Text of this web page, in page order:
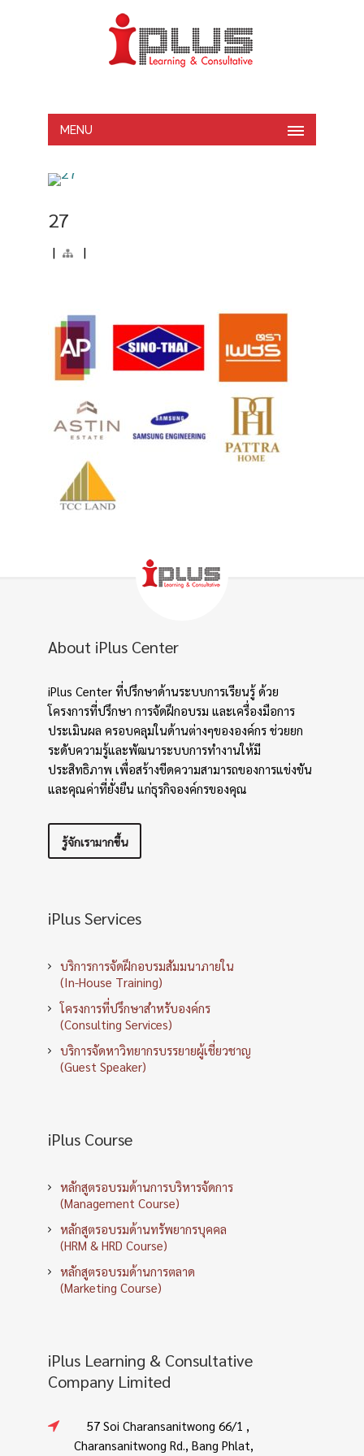
MENU
27
| |
About iPlus Center
iPlus Center ที่ปรึกษาด้านระบบการเรียนรู้ ด้วย
โครงการที่ปรึกษา การจัดฝึกอบรม และเครื่องมือการ
ประเมินผล ครอบคลุมในด้านต่างๆขององค์กร ช่วยยก
ระดับความรู้และพัฒนาระบบการทำงานให้มี
ประสิทธิภาพ เพื่อสร้างขีดความสามารถของการแข่งขัน
และคุณค่าที่ยั่งยืน แก่ธุรกิจองค์กรของคุณ
รู้จักเรามากขึ้น
iPlus Services
บริการการจัดฝึกอบรมสัมมนาภายใน
(In-House Training)
โครงการที่ปรึกษาสำหรับองค์กร
(Consulting Services)
บริการจัดหาวิทยากรบรรยายผู้เชี่ยวชาญ
(Guest Speaker)
iPlus Course
หลักสูตรอบรมด้านการบริหารจัดการ
(Management Course)
หลักสูตรอบรมด้านทรัพยากรบุคคล
(HRM & HRD Course)
หลักสูตรอบรมด้านการตลาด
(Marketing Course)
iPlus Learning & Consultative
Company Limited
57 Soi Charansanitwong 66/1 ,
Charansanitwong Rd., Bang Phlat,